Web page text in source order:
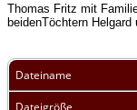
Thomas Fritz mit
beidenTöchtern Helgard
Dateiname
Dateigröße